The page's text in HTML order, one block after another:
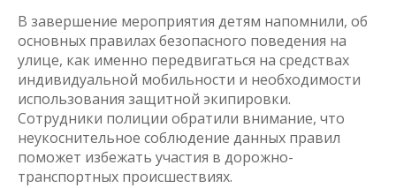
В завершение мероприятия детям напомнили, об
основных правилах безопасного поведения на
улице, как именно передвигаться на средствах
индивидуальной мобильности и необходимости
использования защитной экипировки.
Сотрудники полиции обратили внимание, что
неукоснительное соблюдение данных правил
поможет избежать участия в дорожно-
транспортных происшествиях.